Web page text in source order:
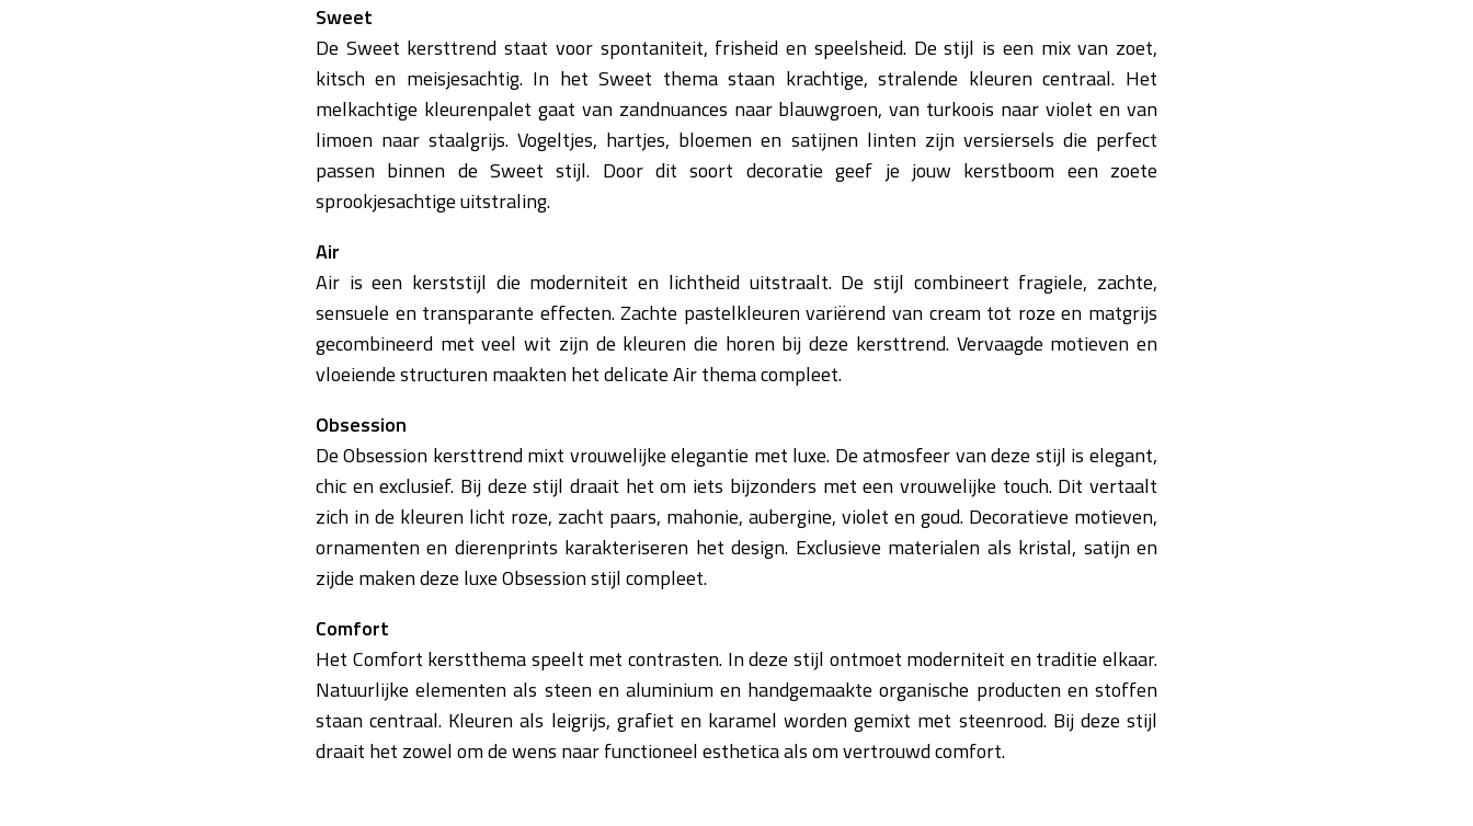
Sweet
De Sweet kersttrend staat voor spontaniteit, frisheid en speelsheid. De stijl is een mix van zoet,
kitsch en meisjesachtig. In het Sweet thema staan krachtige, stralende kleuren centraal. Het
melkachtige kleurenpalet gaat van zandnuances naar blauwgroen, van turkoois naar violet en van
limoen naar staalgrijs. Vogeltjes, hartjes, bloemen en satijnen linten zijn versiersels die perfect
passen binnen de Sweet stijl. Door dit soort decoratie geef je jouw kerstboom een zoete
sprookjesachtige uitstraling.
Air
Air is een kerststijl die moderniteit en lichtheid uitstraalt. De stijl combineert fragiele, zachte,
sensuele en transparante effecten. Zachte pastelkleuren variërend van cream tot roze en matgrijs
gecombineerd met veel wit zijn de kleuren die horen bij deze kersttrend. Vervaagde motieven en
vloeiende structuren maakten het delicate Air thema compleet.
Obsession
De Obsession kersttrend mixt vrouwelijke elegantie met luxe. De atmosfeer van deze stijl is elegant,
chic en exclusief. Bij deze stijl draait het om iets bijzonders met een vrouwelijke touch. Dit vertaalt
zich in de kleuren licht roze, zacht paars, mahonie, aubergine, violet en goud. Decoratieve motieven,
ornamenten en dierenprints karakteriseren het design. Exclusieve materialen als kristal, satijn en
zijde maken deze luxe Obsession stijl compleet.
Comfort
Het Comfort kerstthema speelt met contrasten. In deze stijl ontmoet moderniteit en traditie elkaar.
Natuurlijke elementen als steen en aluminium en handgemaakte organische producten en stoffen
staan centraal. Kleuren als leigrijs, grafiet en karamel worden gemixt met steenrood. Bij deze stijl
draait het zowel om de wens naar functioneel esthetica als om vertrouwd comfort.